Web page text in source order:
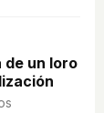
de un loro